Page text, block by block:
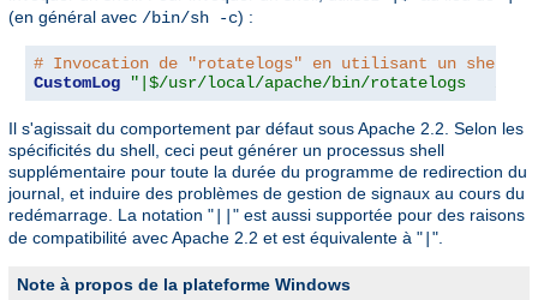
(en général avec /bin/sh -c) :
# Invocation de "rotatelogs" en utilisant un shell
CustomLog
"|$/usr/local/apache/bin/rotatelogs   /var/
Il s'agissait du comportement par défaut sous Apache 2.2. Selon les
spécificités du shell, ceci peut générer un processus shell
supplémentaire pour toute la durée du programme de redirection du
journal, et induire des problèmes de gestion de signaux au cours du
redémarrage. La notation "
" est aussi supportée pour des raisons
de compatibilité avec Apache 2.2 et est équivalente à " ".
Note à propos de la plateforme Windows